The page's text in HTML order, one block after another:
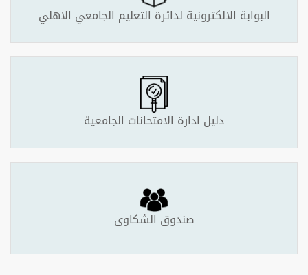
البوابة الالكترونية لدائرة التعليم الجامعي الاهلي
دليل ادارة الامتحانات الجامعية
صندوق الشكاوى